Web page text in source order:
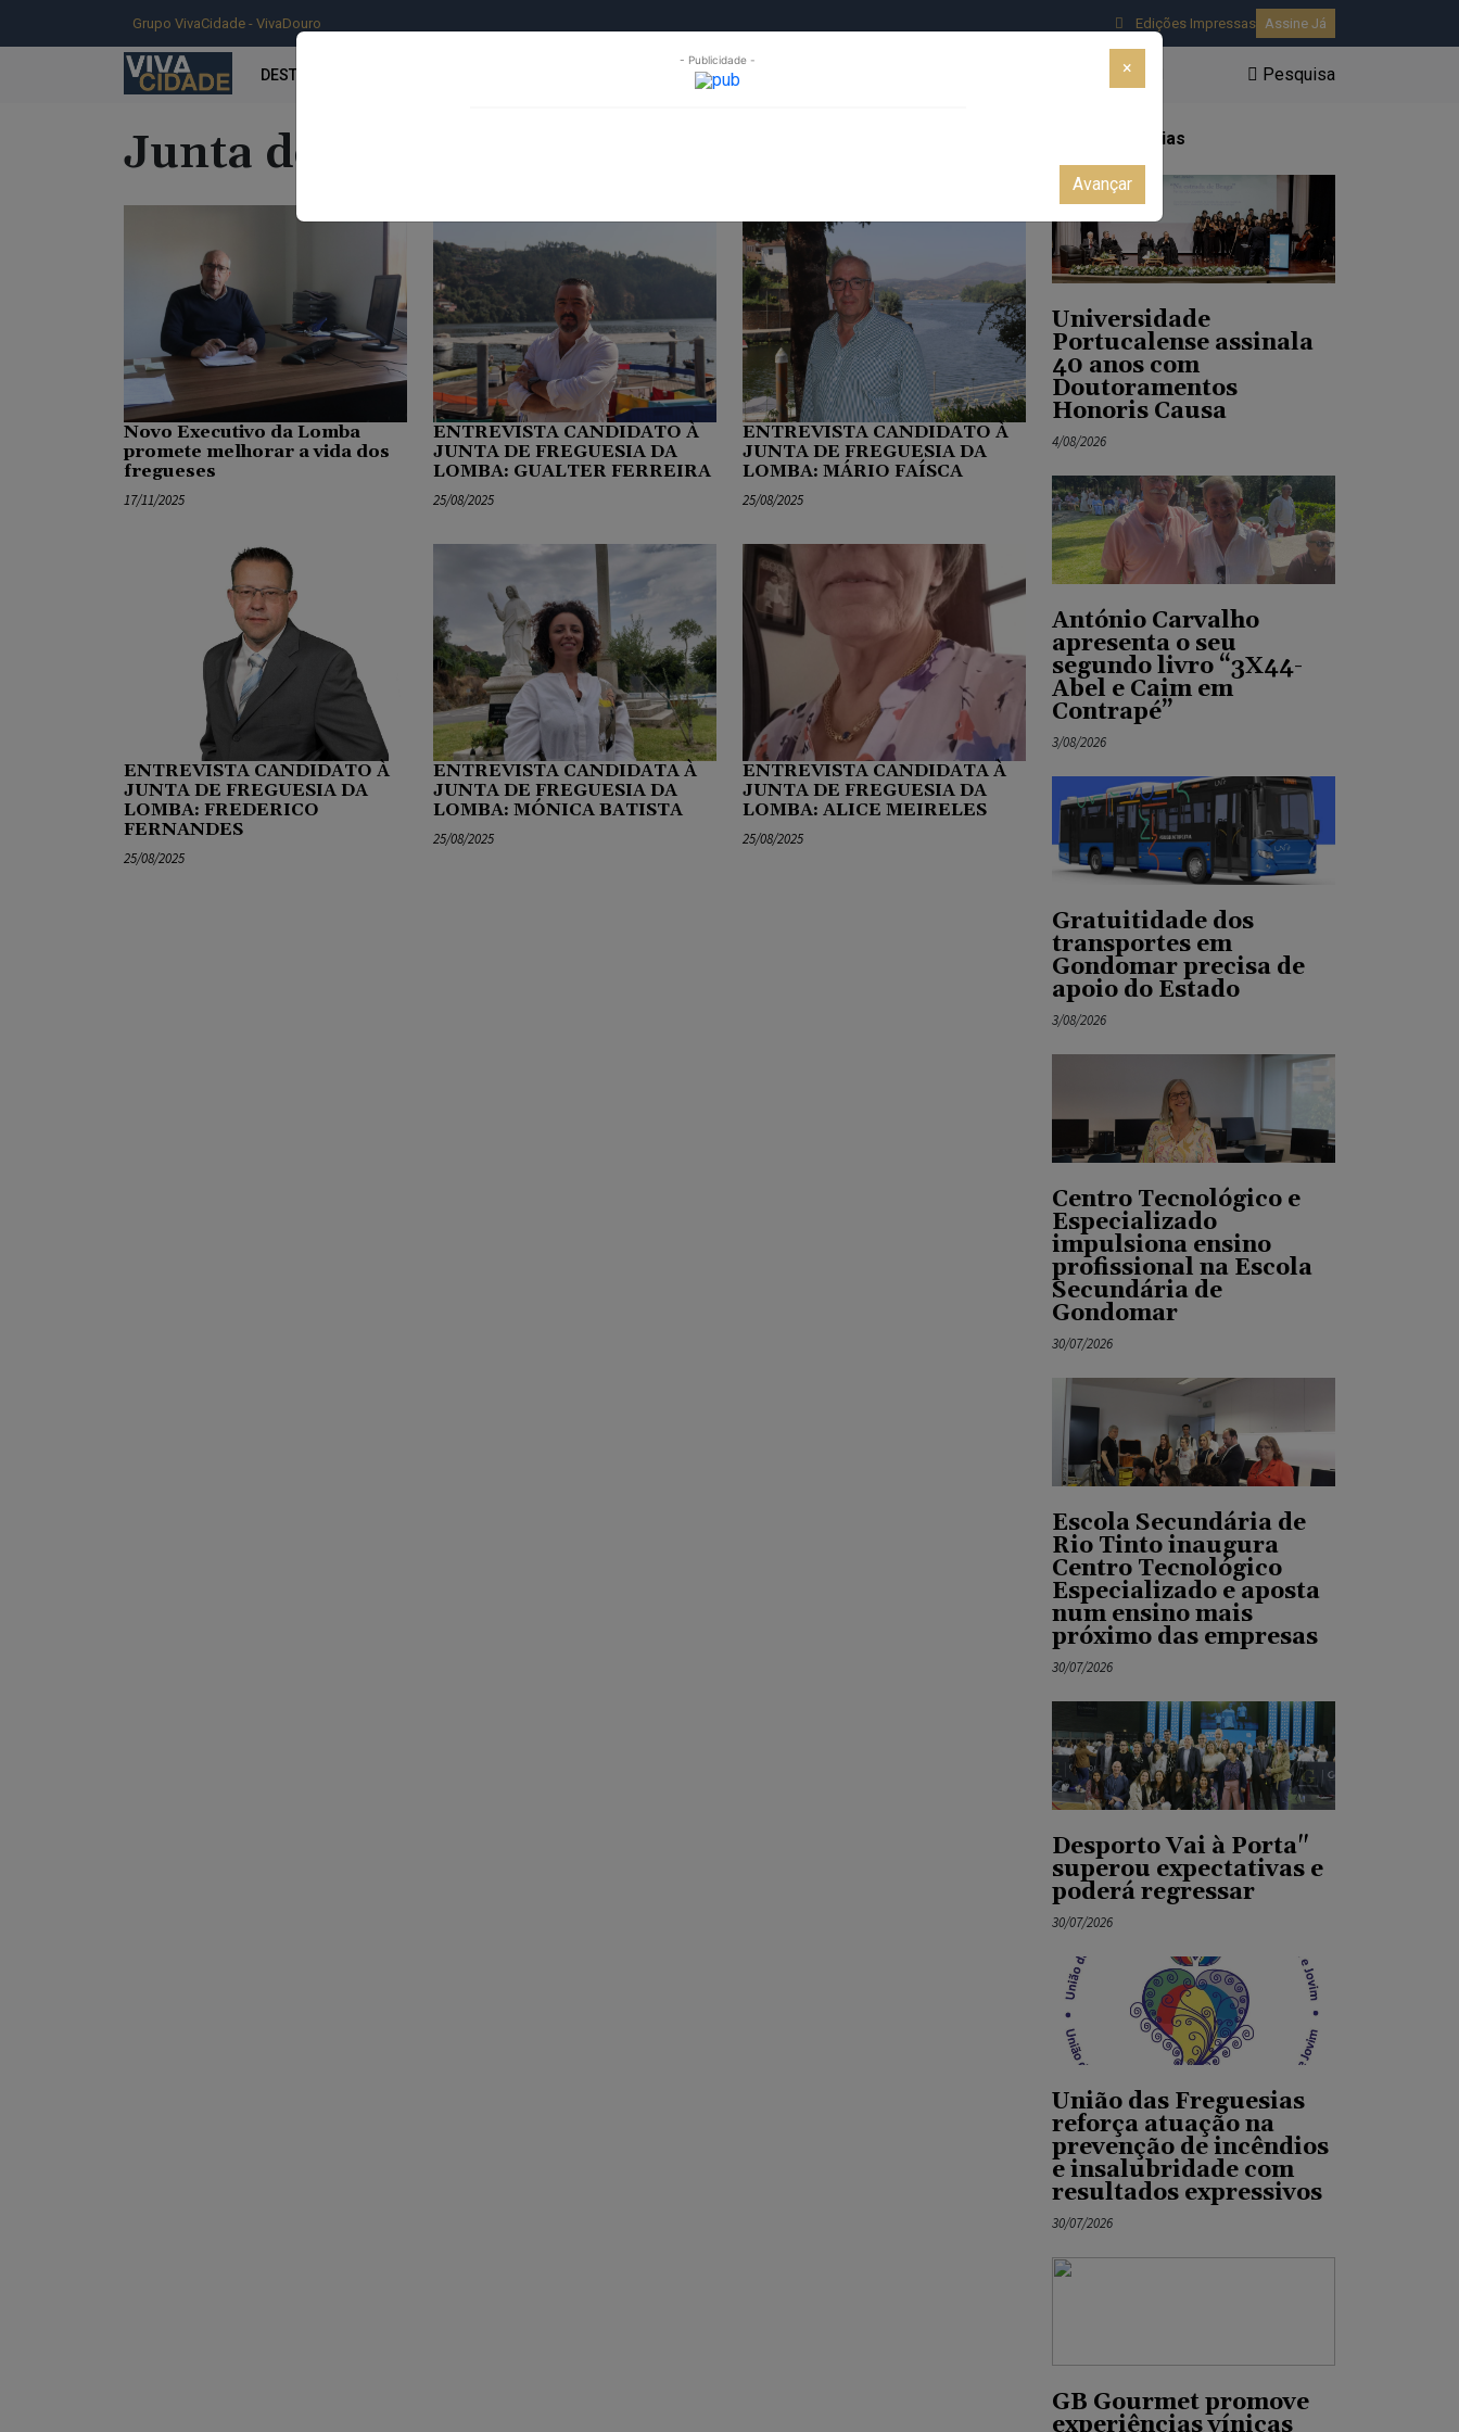
Grupo VivaCidade - VivaDouro Edições Impressas Assine Já
DESTAQUE FREGUESIAS AUTÁRQUICAS 2025 Pesquisa
×
- Publicidade -
Avançar
Junta de Freguesia da Lomba
Novo Executivo da Lomba
promete melhorar a vida dos
fregueses
17/11/2025
ENTREVISTA CANDIDATO À
JUNTA DE FREGUESIA DA
LOMBA: GUALTER FERREIRA
25/08/2025
ENTREVISTA CANDIDATO À
JUNTA DE FREGUESIA DA
LOMBA: MÁRIO FAÍSCA
25/08/2025
ENTREVISTA CANDIDATO À
JUNTA DE FREGUESIA DA
LOMBA: FREDERICO
FERNANDES
25/08/2025
ENTREVISTA CANDIDATA À
JUNTA DE FREGUESIA DA
LOMBA: MÓNICA BATISTA
25/08/2025
ENTREVISTA CANDIDATA À
JUNTA DE FREGUESIA DA
LOMBA: ALICE MEIRELES
25/08/2025
Últimas Notícias
Universidade
Portucalense assinala
40 anos com
Doutoramentos
Honoris Causa
4/08/2026
António Carvalho
apresenta o seu
segundo livro “3X44-
Abel e Caim em
Contrapé”
3/08/2026
Gratuitidade dos
transportes em
Gondomar precisa de
apoio do Estado
3/08/2026
Centro Tecnológico e
Especializado
impulsiona ensino
profissional na Escola
Secundária de
Gondomar
30/07/2026
Escola Secundária de
Rio Tinto inaugura
Centro Tecnológico
Especializado e aposta
num ensino mais
próximo das empresas
30/07/2026
Desporto Vai à Porta"
superou expectativas e
poderá regressar
30/07/2026
União das Freguesias
reforça atuação na
prevenção de incêndios
e insalubridade com
resultados expressivos
30/07/2026
GB Gourmet promove
experiências vínicas